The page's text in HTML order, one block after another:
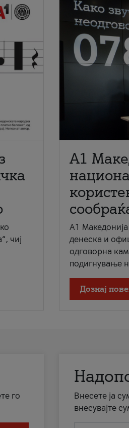
чиј
A1
A1
денеска и
одговорна
подигнување
Дознај
го
Внесете ја
внесувајте